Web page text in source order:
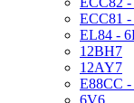
ECC81
EL84 -
12BH7
12AY7
E88CC -
6V6